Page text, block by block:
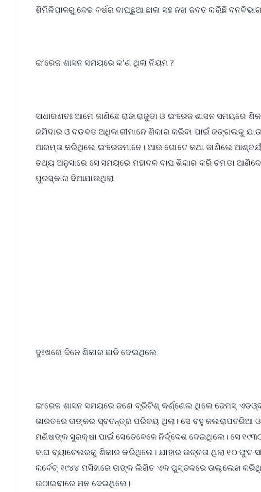
ଶିମିଳିପାଳରୁ ଦେଢ ବର୍ଷର ବାଘଛୁଆ ଛାଲ ସହ ନଖ ଜବତ କରିଛି ବନବିଭାଗ
ଇଂରେଜ ଶାସନ ସମୟରେ କ'ଣ ଥିଲା ନିୟମ ?
ସାଧାରଣତଃ ଆମେ ଜାଣିଛେ ରାଜାରାଜୁଡା ଓ ଇଂରେଜ ଶାସନ ସମୟରେ
ଜମିଦାର ଓ ବଡବଡ ଅଧିକାରୀମାନେ ଶିକାର କରିବା ପାଇଁ ଜଙ୍ଗଲକୁ
ଆରମ୍ଭ କରିଥିଲେ ଇଂରେଜମାନେ। ଆଉ ଗୋଟେ କଥା ଜାଣିଲେ
ତଥ୍ୟ ଅନୁସାରେ ସେ ସମୟରେ ମହାବଳ ବାଘ ଶିକାର କରି ଚମଡା
ପୁରସ୍କାର ଦିଆଯାଉଥିଲା
ଦୁଃଖରେ ଦିନେ ଶିକାର ଛାଡି ଦେଇଥିଲେ
ଇଂରେଜ ଶାସନ ସମୟରେ ଜଣେ ବ୍ରିଟିଶ୍ କର୍ଣ୍ଣେଲ ଥିଲେ ଜେମସ୍
ଭାରତରେ ତାଙ୍କର ସ୍ବତନ୍ତ୍ର ପରିଚୟ ଥିଲା। ସେ ବହୁ କଲରାପତରିଆ
ମଣିଷଙ୍କ ସୁରକ୍ଷା ପାଇଁ ସେତେବେଳେ ନିର୍ଦ୍ଦେଶ ଦେଇଥିଲେ। ସେ
ବାଘ ବ୍ୟାଚେଲରକୁ ଶିକାର କରିଥିଲେ। ଯାହାର ଉଚ୍ଚତା ଥିଲା ୧୦
କର୍ବେଟ୍ ୧୯୪୪ ମସିହାରେ ତାଙ୍କ ଲିଖିତ ଏକ ପୁସ୍ତକରେ ଉଲ୍ଲେଖ
ଉଠାଇବାରେ ମନ ଦେଇଥିଲେ।